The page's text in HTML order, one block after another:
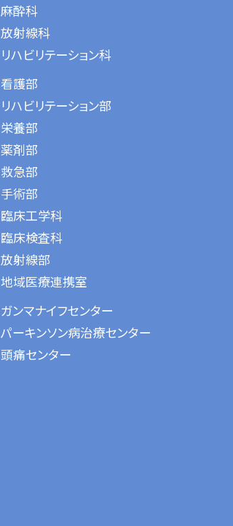
麻酔科
放射線科
リハビリテーション科
看護部
リハビリテーション部
栄養部
薬剤部
救急部
手術部
臨床工学科
臨床検査科
放射線部
地域医療連携室
ガンマナイフセンター
パーキンソン病治療センター
頭痛センター